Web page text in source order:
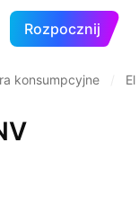
Rozpocznij
konsumpcyjne